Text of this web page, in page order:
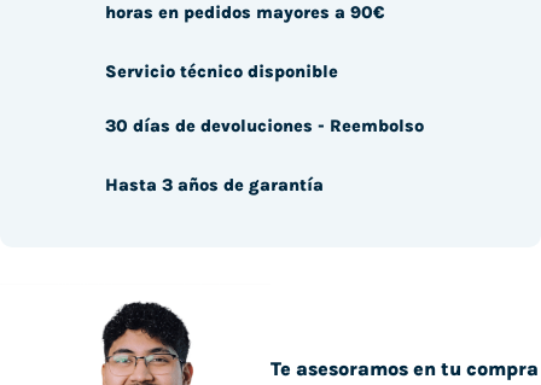
Te asesoramos en tu compra
horas en pedidos mayores a 90€
Servicio técnico disponible
30 días de devoluciones - Reembolso
Hasta 3 años de garantía